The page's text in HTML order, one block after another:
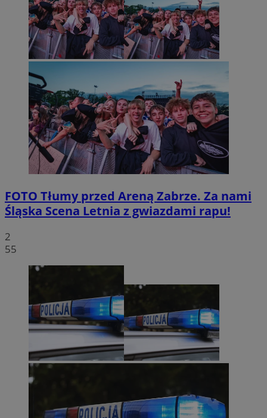
FOTO Tłumy przed Areną Zabrze. Za nami
Śląska Scena Letnia z gwiazdami rapu!
2
55